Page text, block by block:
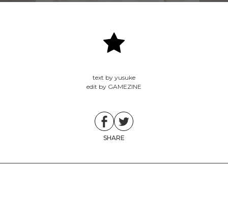
text by yusuke
edit by GAMEZINE
SHARE